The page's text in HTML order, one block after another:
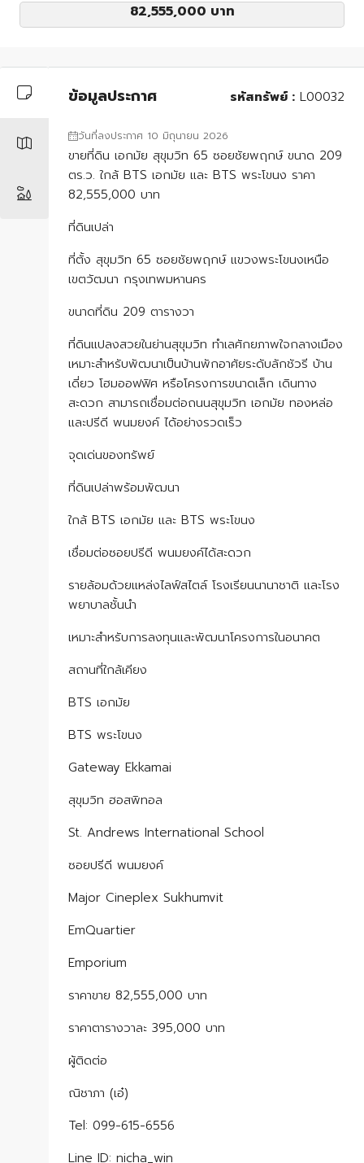
82,555,000 บาท
ข้อมูลประกาศ รหัสทรัพย์ : L00032
วันที่ลงประกาศ 10 มิถุนายน 2026
ขายที่ดิน เอกมัย สุขุมวิท 65 ซอยชัยพฤกษ์ ขนาด 209
ตร.ว. ใกล้ BTS เอกมัย และ BTS พระโขนง ราคา
82,555,000 บาท
ที่ดินเปล่า
ที่ตั้ง สุขุมวิท 65 ซอยชัยพฤกษ์ แขวงพระโขนงเหนือ
เขตวัฒนา กรุงเทพมหานคร
ขนาดที่ดิน 209 ตารางวา
ที่ดินแปลงสวยในย่านสุขุมวิท ทำเลศักยภาพใจกลางเมือง
เหมาะสำหรับพัฒนาเป็นบ้านพักอาศัยระดับลักชัวรี บ้าน
เดี่ยว โฮมออฟฟิศ หรือโครงการขนาดเล็ก เดินทาง
สะดวก สามารถเชื่อมต่อถนนสุขุมวิท เอกมัย ทองหล่อ
และปรีดี พนมยงค์ ได้อย่างรวดเร็ว
จุดเด่นของทรัพย์
ที่ดินเปล่าพร้อมพัฒนา
ใกล้ BTS เอกมัย และ BTS พระโขนง
เชื่อมต่อซอยปรีดี พนมยงค์ได้สะดวก
รายล้อมด้วยแหล่งไลฟ์สไตล์ โรงเรียนนานาชาติ และโรง
พยาบาลชั้นนำ
เหมาะสำหรับการลงทุนและพัฒนาโครงการในอนาคต
สถานที่ใกล้เคียง
BTS เอกมัย
BTS พระโขนง
Gateway Ekkamai
สุขุมวิท ฮอสพิทอล
St. Andrews International School
ซอยปรีดี พนมยงค์
Major Cineplex Sukhumvit
EmQuartier
Emporium
ราคาขาย 82,555,000 บาท
ราคาตารางวาละ 395,000 บาท
ผู้ติดต่อ
ณิชาภา (เอ๋)
Tel: 099-615-6556
Line ID: nicha_win